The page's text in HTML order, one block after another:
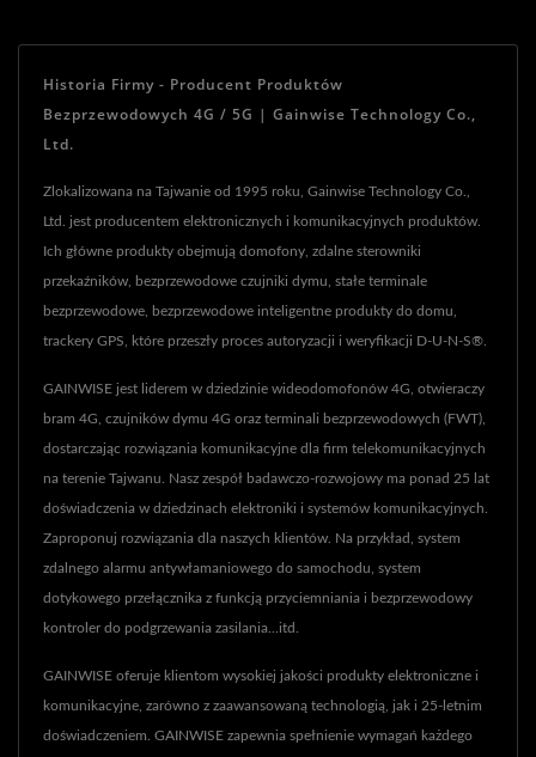
Historia Firmy - Producent Produktów
Bezprzewodowych 4G / 5G | Gainwise Technology Co.,
Ltd.
Zlokalizowana na Tajwanie od 1995 roku, Gainwise Technology Co.,
Ltd. jest producentem elektronicznych i komunikacyjnych produktów.
Ich główne produkty obejmują domofony, zdalne sterowniki
przekaźników, bezprzewodowe czujniki dymu, stałe terminale
bezprzewodowe, bezprzewodowe inteligentne produkty do domu,
trackery GPS, które przeszły proces autoryzacji i weryfikacji D-U-N-S®.
GAINWISE jest liderem w dziedzinie wideodomofonów 4G, otwieraczy
bram 4G, czujników dymu 4G oraz terminali bezprzewodowych (FWT),
dostarczając rozwiązania komunikacyjne dla firm telekomunikacyjnych
na terenie Tajwanu. Nasz zespół badawczo-rozwojowy ma ponad 25 lat
doświadczenia w dziedzinach elektroniki i systemów komunikacyjnych.
Zaproponuj rozwiązania dla naszych klientów. Na przykład, system
zdalnego alarmu antywłamaniowego do samochodu, system
dotykowego przełącznika z funkcją przyciemniania i bezprzewodowy
kontroler do podgrzewania zasilania...itd.
GAINWISE oferuje klientom wysokiej jakości produkty elektroniczne i
komunikacyjne, zarówno z zaawansowaną technologią, jak i 25-letnim
doświadczeniem. GAINWISE zapewnia spełnienie wymagań każdego